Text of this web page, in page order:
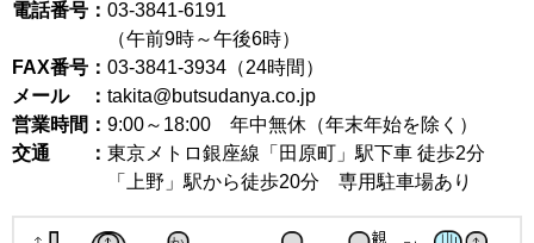
電話番号： 03-3841-6191
（午前9時～午後6時）
FAX番号： 03-3841-3934（24時間）
メール ： takita@butsudanya.co.jp
営業時間： 9:00～18:00 年中無休（年末年始を除く）
交通 ： 東京メトロ銀座線「田原町」駅下車 徒歩2分
「上野」駅から徒歩20分 専用駐車場あり